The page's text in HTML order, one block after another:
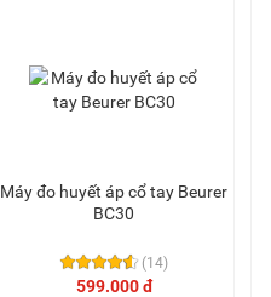
Máy đo huyết áp cổ tay Beurer
BC30
(14)
599.000 đ